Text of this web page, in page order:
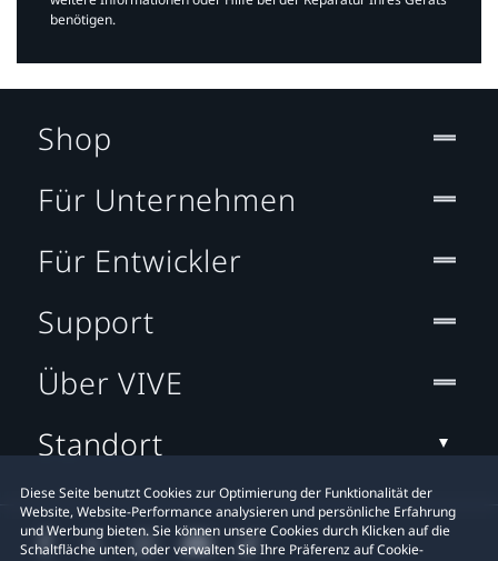
benötigen.​
Diese Seite benutzt Cookies zur Optimierung der Funktionalität der
Website, Website-Performance analysieren und persönliche Erfahrung
und Werbung bieten. Sie können unsere Cookies durch Klicken auf die
Schaltfläche unten, oder verwalten Sie Ihre Präferenz auf Cookie-
Shop
Für Unternehmen
Für Entwickler
Support
Über VIVE
Standort